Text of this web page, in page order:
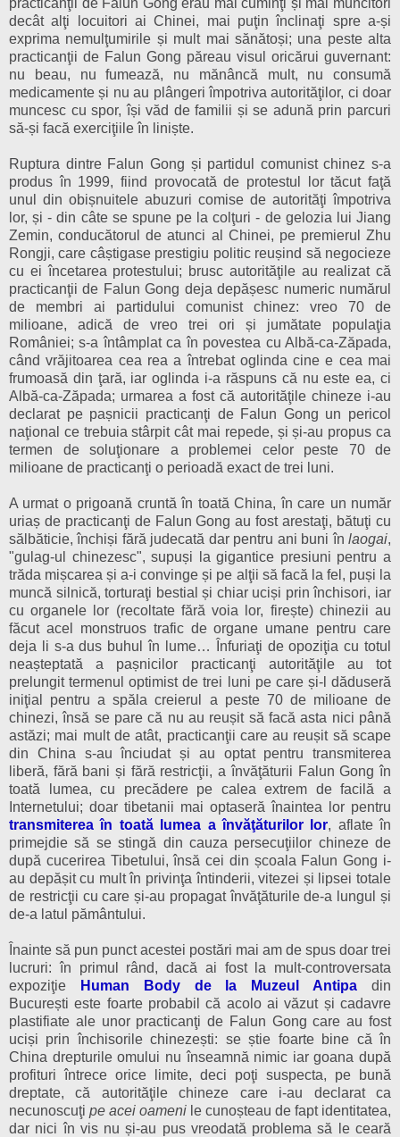
decât alţi locuitori ai Chinei, mai puţin înclinaţi spre a-și
exprima nemulţumirile și mult mai sănătoși; una peste alta
practicanţii de Falun Gong păreau visul oricărui guvernant:
nu beau, nu fumează, nu mănâncă mult, nu consumă
medicamente și nu au plângeri împotriva autorităţilor, ci doar
muncesc cu spor, își văd de familii și se adună prin parcuri
să-și facă exerciţiile în liniște.
Ruptura dintre Falun Gong și partidul comunist chinez s-a
produs în 1999, fiind provocată de protestul lor tăcut faţă
unul din obișnuitele abuzuri comise de autorităţi împotriva
lor, și - din câte se spune pe la colţuri - de gelozia lui Jiang
Zemin, conducătorul de atunci al Chinei, pe premierul Zhu
Rongji, care câștigase prestigiu politic reușind să negocieze
cu ei încetarea protestului; brusc autorităţile au realizat că
practicanţii de Falun Gong deja depășesc numeric numărul
de membri ai partidului comunist chinez: vreo 70 de
milioane, adică de vreo trei ori și jumătate populaţia
României; s-a întâmplat ca în povestea cu Albă-ca-Zăpada,
când vrăjitoarea cea rea a întrebat oglinda cine e cea mai
frumoasă din ţară, iar oglinda i-a răspuns că nu este ea, ci
Albă-ca-Zăpada; urmarea a fost că autorităţile chineze i-au
declarat pe pașnicii practicanţi de Falun Gong un pericol
naţional ce trebuia stârpit cât mai repede, și și-au propus ca
termen de soluţionare a problemei celor peste 70 de
milioane de practicanţi o perioadă exact de trei luni.
A urmat o prigoană cruntă în toată China, în care un număr
uriaș de practicanţi de Falun Gong au fost arestaţi, bătuţi cu
sălbăticie, închiși fără judecată dar pentru ani buni în laogai,
"gulag-ul chinezesc", supuși la gigantice presiuni pentru a
trăda mișcarea și a-i convinge și pe alţii să facă la fel, puși la
muncă silnică, torturaţi bestial și chiar uciși prin închisori, iar
cu organele lor (recoltate fără voia lor, firește) chinezii au
făcut acel monstruos trafic de organe umane pentru care
deja li s-a dus buhul în lume… Înfuriaţi de opoziţia cu totul
neașteptată a pașnicilor practicanţi autorităţile au tot
prelungit termenul optimist de trei luni pe care și-l dăduseră
iniţial pentru a spăla creierul a peste 70 de milioane de
chinezi, însă se pare că nu au reușit să facă asta nici până
astăzi; mai mult de atât, practicanţii care au reușit să scape
din China s-au înciudat și au optat pentru transmiterea
liberă, fără bani și fără restricţii, a învăţăturii Falun Gong în
toată lumea, cu precădere pe calea extrem de facilă a
Internetului; doar tibetanii mai optaseră înaintea lor pentru
transmiterea în toată lumea a învăţăturilor lor, aflate în
primejdie să se stingă din cauza persecuţiilor chineze de
după cucerirea Tibetului, însă cei din școala Falun Gong i-
au depășit cu mult în privinţa întinderii, vitezei și lipsei totale
de restricţii cu care și-au propagat învăţăturile de-a lungul și
de-a latul pământului.
Înainte să pun punct acestei postări mai am de spus doar trei
lucruri: în primul rând, dacă ai fost la mult-controversata
expoziţie
Human Body de la Muzeul Antipa din
Bucureștieste foarte probabil că acolo ai văzut și cadavre
plastifiate ale unor practicanţi de Falun Gong care au fost
uciși prin închisorile chinezești: se știe foarte bine că în
China drepturile omului nu înseamnă nimic iar goana după
profituri întrece orice limite, deci poţi suspecta, pe bună
dreptate, că autorităţile chineze care i-au declarat ca
necunoscuţi pe acei oameni le cunoșteau de fapt identitatea,
dar niciîn vis nu și-au pus vreodată problema să le ceară